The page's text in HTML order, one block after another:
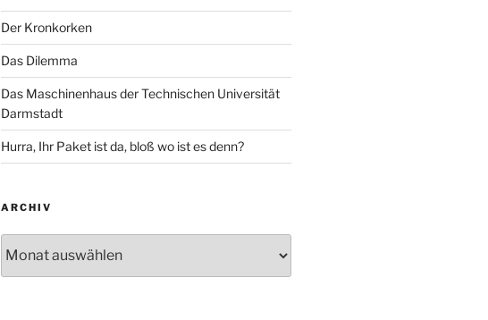
Der Kronkorken
Das Dilemma
Das Maschinenhaus der Technischen Universität
Darmstadt
Hurra, Ihr Paket ist da, bloß wo ist es denn?
ARCHIV